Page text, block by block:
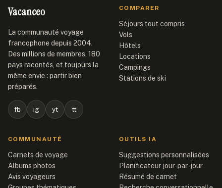
Vacanceo
La communauté voyage
francophone depuis 2004.
Des millions de membres, 180
pays racontés, et toujours la
même envie : partir bien
préparés.
fb ig yt tt
COMPARER
Séjours tout compris
Vols
Hôtels
Locations
Campings
Stations de ski
COMMUNAUTÉ
Carnets de voyage
Albums photos
Avis voyageurs
OUTILS IA
Suggestions personnalisées
Planificateur jour-par-jour
Résumé de carnet